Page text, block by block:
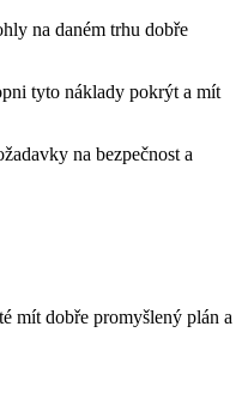
na daném trhu dobře
tyto náklady pokrýt a mít
na bezpečnost a
mít dobře promyšlený plán a